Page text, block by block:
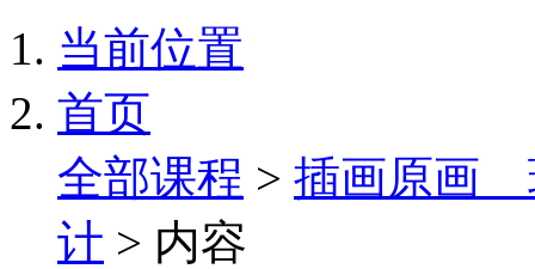
当前位置
首页
全部课程 > 插画原画
计 > 内容